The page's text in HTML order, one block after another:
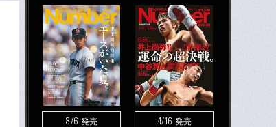
8/6 発売 4/16 発売